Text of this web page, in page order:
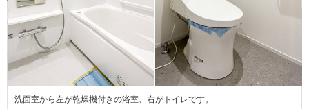
洗面室から左が乾燥機付きの浴室、右がトイレです。